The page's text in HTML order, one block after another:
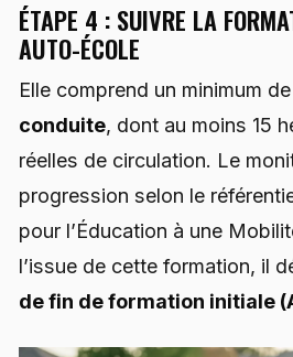
ÉTAPE 4 : SUIVRE LA
AUTO-ÉCOLE
Elle comprend un minimum de
conduite, dont au moins 15
réelles de circulation. Le
progression selon le
pour l’Éducation à une
l’issue de cette formation, il
de fin de formation initiale